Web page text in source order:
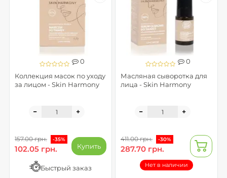
0
Коллекция масок по уходу
за лицом - Skin Harmony
157.00 грн. -35%
102.05 грн. Купить
Быстрый заказ
0
Масляная сыворотка для
лица - Skin Harmony
411.00 грн. -30%
287.70 грн.
Нет в наличии